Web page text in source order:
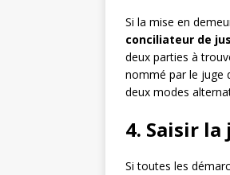
Si la mise en
conciliateur de
deux parties à
nommé par le juge
deux modes
4. Saisir
Si toutes les